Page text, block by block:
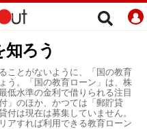
知ろう
ことがないように、「国の教育
う。「国の教育ローン」は、株
低水準の金利で借りられる注目
」のほか、かつては「郵貯貸
付は現在は募集していません。
アすれば利用できる教育ローン